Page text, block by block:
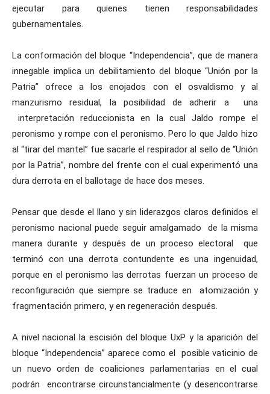
ejecutar para quienes tienen responsabilidades
gubernamentales.
La conformación del bloque “Independencia”, que de manera
innegable implica un debilitamiento del bloque “Unión por la
Patria” ofrece a los enojados con el osvaldismo y al
manzurismo residual, la posibilidad de adherir a una
interpretación reduccionista en la cual Jaldo rompe el
peronismo y rompe con el peronismo. Pero lo que Jaldo hizo
al “tirar del mantel” fue sacarle el respirador al sello de “Unión
por la Patria”, nombre del frente con el cual experimentó una
dura derrota en el ballotage de hace dos meses.
Pensar que desde el llano y sin liderazgos claros definidos el
peronismo nacional puede seguir amalgamado de la misma
manera durante y después de un proceso electoral que
terminó con una derrota contundente es una ingenuidad,
porque en el peronismo las derrotas fuerzan un proceso de
reconfiguración que siempre se traduce en atomización y
fragmentación primero, y en regeneración después.
A nivel nacional la escisión del bloque UxP y la aparición del
bloque “Independencia” aparece como el posible vaticinio de
un nuevo orden de coaliciones parlamentarias en el cual
podrán encontrarse circunstancialmente (y desencontrarse